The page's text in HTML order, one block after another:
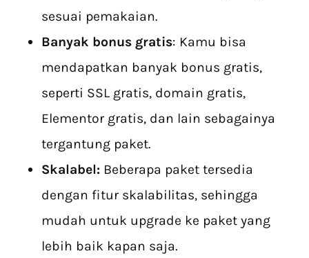
sesuai pemakaian.
Banyak bonus gratis: Kamu bisa
mendapatkan banyak bonus gratis,
seperti SSL gratis, domain gratis,
Elementor gratis, dan lain sebagainya
tergantung paket.
Skalabel: Beberapa paket tersedia
dengan fitur skalabilitas, sehingga
mudah untuk upgrade ke paket yang
lebih baik kapan saja.